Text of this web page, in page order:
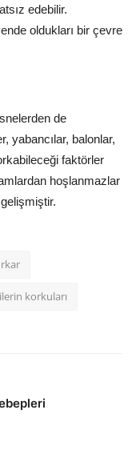
edebilir.
oldukları bir çevre
de
yabancılar, balonlar,
faktörler
hoşlanmazlar
korkuları